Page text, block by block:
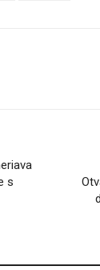
s